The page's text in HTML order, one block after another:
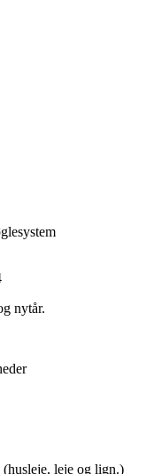
nytår.
leje og lign.)